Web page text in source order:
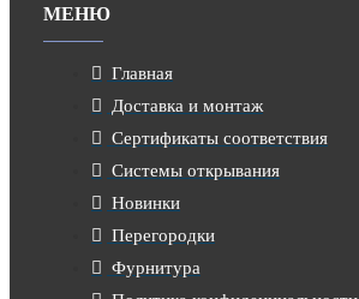
МЕНЮ
Главная
Доставка и монтаж
Сертификаты соответствия
Системы открывания
Новинки
Перегородки
Фурнитура